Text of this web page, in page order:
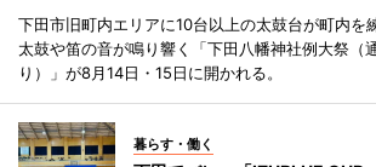
下田市旧町内エリアに10台以上の太鼓台が町内を
太鼓や笛の音が鳴り響く「下田八幡神社例大祭（
り）」が8月14日・15日に開かれる。
暮らす・働く